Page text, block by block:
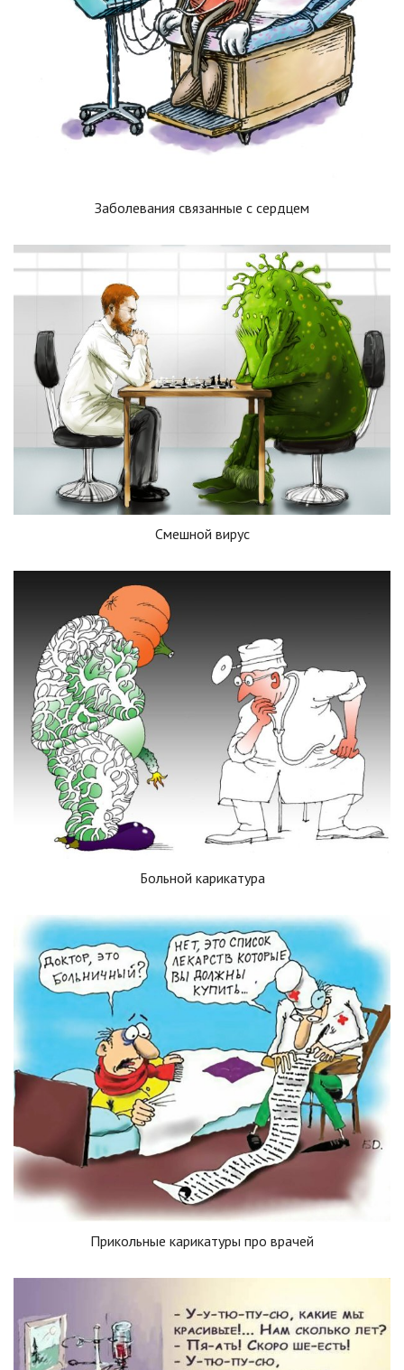
Заболевания связанные с сердцем
Смешной вирус
Больной карикатура
Прикольные карикатуры про врачей